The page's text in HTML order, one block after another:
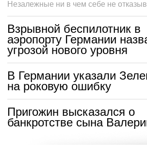
Незалежные ни в чем себе не
Взрывной беспилотник в
аэропорту Германии
угрозой нового уровня
В Германии указали
на роковую ошибку
Пригожин высказался о
банкротстве сына